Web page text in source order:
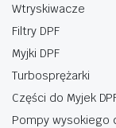
Wtryskiwacze
Filtry DPF
Myjki DPF
Turbosprężarki
Części do Myjek
Pompy wysokiego